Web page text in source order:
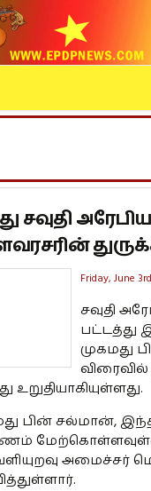
சவுதி
Friday, June
சவுதி
பட்டத்து
முகமது
விரைவில்
பின் சல்மான்,
அமைச்சர்